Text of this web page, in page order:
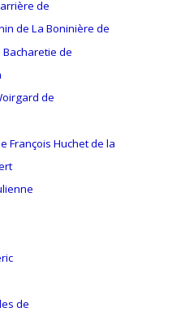
de
de La Boninière de
de
de
François Huchet de la
de